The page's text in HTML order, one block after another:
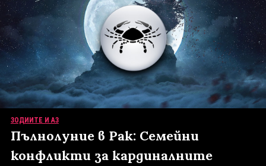
ЗОДИИТЕ И АЗ
Пълнолуние в Рак: Семейни
конфликти за кардиналните